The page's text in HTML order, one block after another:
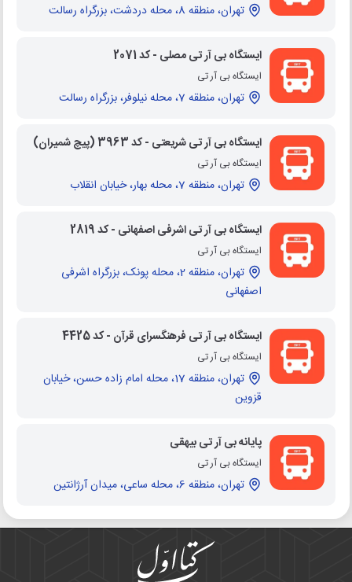
تهران، منطقه 8، محله دردشت، بزرگراه رسالت
ایستگاه بی آر تی مصلی - کد 2071
ایستگاه بی آر تی
تهران، منطقه 7، محله نیلوفر، بزرگراه رسالت
ایستگاه بی آر تی شریعتی - کد 3963 (پیچ شمیران)
ایستگاه بی آر تی
تهران، منطقه 7، محله بهار، خیابان انقلاب
ایستگاه بی آر تی اشرفی اصفهانی - کد 2819
ایستگاه بی آر تی
تهران، منطقه 2، محله پونک، بزرگراه اشرفی
اصفهانی
ایستگاه بی آر تی فرهنگسرای قرآن - کد 4425
ایستگاه بی آر تی
تهران، منطقه 17، محله امام زاده حسن، خیابان
قزوین
پایانه بی آر تی بیهقی
ایستگاه بی آر تی
تهران، منطقه 6، محله ساعی، میدان آرژانتین